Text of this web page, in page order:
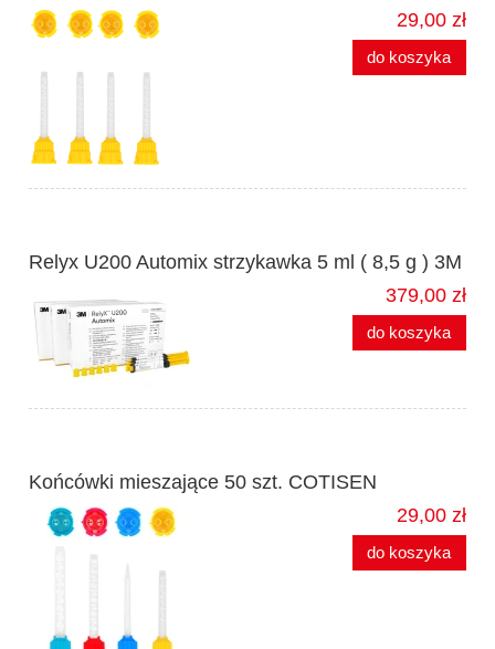
29,00 zł
do koszyka
Relyx U200 Automix strzykawka 5 ml ( 8,5 g ) 3M
379,00 zł
do koszyka
Końcówki mieszające 50 szt. COTISEN
29,00 zł
do koszyka